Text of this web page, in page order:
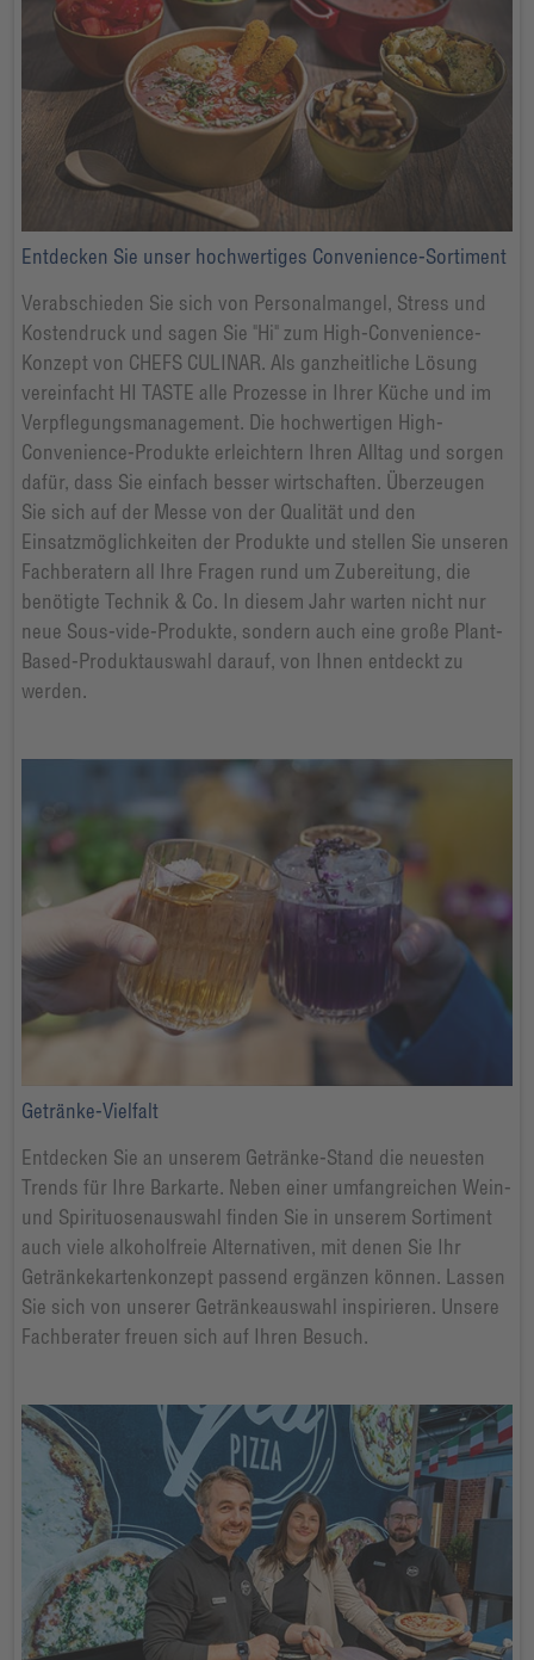
Entdecken Sie unser hochwertiges Convenience-Sortiment
Verabschieden Sie sich von Personalmangel, Stress und
Kostendruck und sagen Sie "Hi" zum High-Convenience-
Konzept von CHEFS CULINAR. Als ganzheitliche Lösung
vereinfacht HI TASTE alle Prozesse in Ihrer Küche und im
Verpflegungsmanagement. Die hochwertigen High-
Convenience-Produkte erleichtern Ihren Alltag und sorgen
dafür, dass Sie einfach besser wirtschaften. Überzeugen
Sie sich auf der Messe von der Qualität und den
Einsatzmöglichkeiten der Produkte und stellen Sie unseren
Fachberatern all Ihre Fragen rund um Zubereitung, die
benötigte Technik & Co. In diesem Jahr warten nicht nur
neue Sous-vide-Produkte, sondern auch eine große Plant-
Based-Produktauswahl darauf, von Ihnen entdeckt zu
werden.
Getränke-Vielfalt
Entdecken Sie an unserem Getränke-Stand die neuesten
Trends für Ihre Barkarte. Neben einer umfangreichen Wein-
und Spirituosenauswahl finden Sie in unserem Sortiment
auch viele alkoholfreie Alternativen, mit denen Sie Ihr
Getränkekartenkonzept passend ergänzen können. Lassen
Sie sich von unserer Getränkeauswahl inspirieren. Unsere
Fachberater freuen sich auf Ihren Besuch.